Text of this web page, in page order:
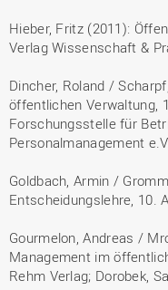
Hieber, Fritz (2011):
Verlag Wissenschaft &
Dincher, Roland /
öffentlichen Verwaltung,
Forschungsstelle für
Personalmanagement
Goldbach, Armin /
Entscheidungslehre, 10.
Gourmelon, Andreas /
Management im
Rehm Verlag; Dorobek,